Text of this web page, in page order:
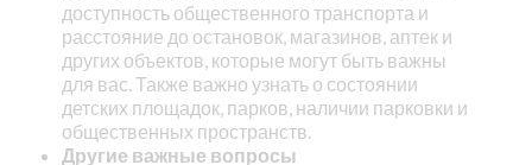
доступность общественного транспорта и
расстояние до остановок, магазинов, аптек и
других объектов, которые могут быть важны
для вас. Также важно узнать о состоянии
детских площадок, парков, наличии парковки и
общественных пространств.
Другие важные вопросы